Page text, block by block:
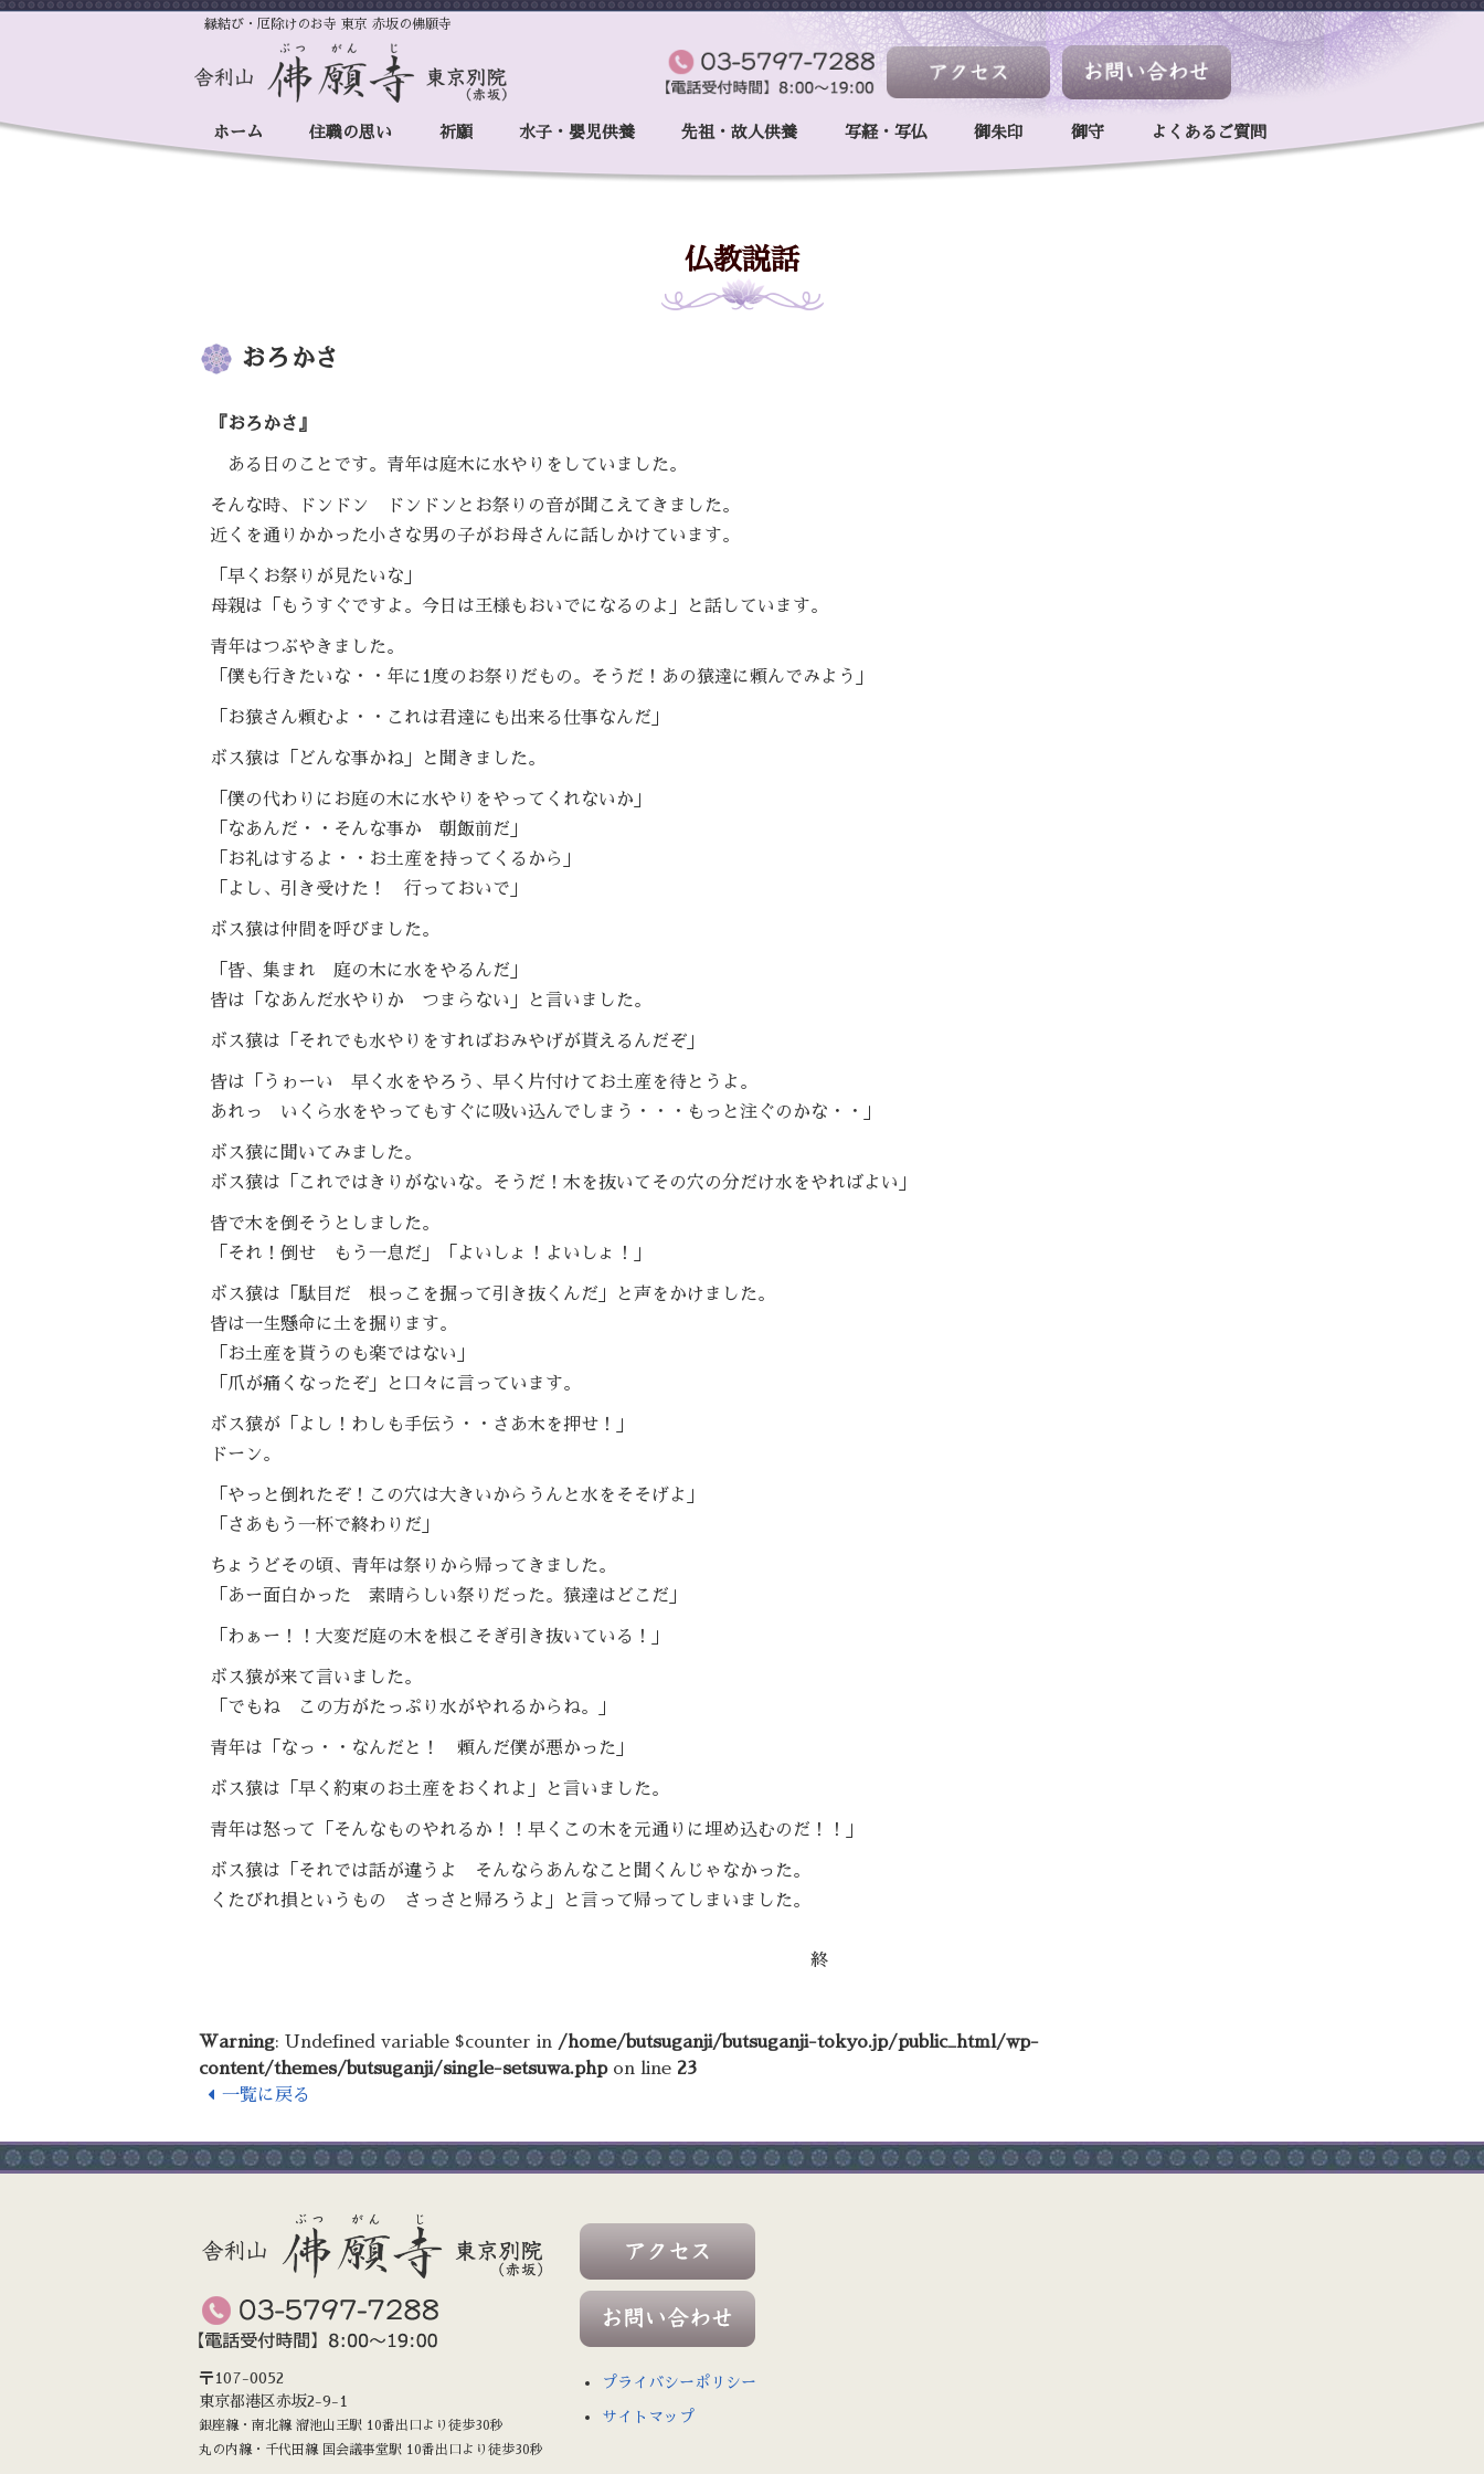
縁結び・厄除けのお寺 東京 赤坂の佛願寺
ホーム 住職の思い 祈願 水子・嬰児供養 先祖・故人供養 写経・写仏 御朱印 御守 よくあるご質問
仏教説話
おろかさ
『おろかさ』
ある日のことです。青年は庭木に水やりをしていました。
そんな時、ドンドン ドンドンとお祭りの音が聞こえてきました。
近くを通りかかった小さな男の子がお母さんに話しかけています。
「早くお祭りが見たいな」
母親は「もうすぐですよ。今日は王様もおいでになるのよ」と話しています。
青年はつぶやきました。
「僕も行きたいな・・年に 1 度のお祭りだもの。そうだ！あの猿達に頼んでみよう」
「お猿さん頼むよ・・これは君達にも出来る仕事なんだ」
ボス猿は「どんな事かね」と聞きました。
「僕の代わりにお庭の木に水やりをやってくれないか」
「なあんだ・・そんな事か 朝飯前だ」
「お礼はするよ・・お土産を持ってくるから」
「よし、引き受けた！ 行っておいで」
ボス猿は仲間を呼びました。
「皆、集まれ 庭の木に水をやるんだ」
皆は「なあんだ水やりか つまらない」と言いました。
ボス猿は「それでも水やりをすればおみやげが貰えるんだぞ」
皆は「うゎーい 早く水をやろう、早く片付けてお土産を待とうよ。
あれっ いくら水をやってもすぐに吸い込んでしまう・・・もっと注ぐのかな・・」
ボス猿に聞いてみました。
ボス猿は「これではきりがないな。そうだ！木を抜いてその穴の分だけ水をやればよい」
皆で木を倒そうとしました。
「それ！倒せ もう一息だ」「よいしょ！よいしょ！」
ボス猿は「駄目だ 根っこを掘って引き抜くんだ」と声をかけました。
皆は一生懸命に土を掘ります。
「お土産を貰うのも楽ではない」
「爪が痛くなったぞ」と口々に言っています。
ボス猿が「よし！わしも手伝う・・さあ木を押せ！」
ドーン。
「やっと倒れたぞ！この穴は大きいからうんと水をそそげよ」
「さあもう一杯で終わりだ」
ちょうどその頃、青年は祭りから帰ってきました。
「あー面白かった 素晴らしい祭りだった。猿達はどこだ」
「わぁー！！大変だ庭の木を根こそぎ引き抜いている！」
ボス猿が来て言いました。
「でもね この方がたっぷり水がやれるからね。」
青年は「なっ・・なんだと！ 頼んだ僕が悪かった」
ボス猿は「早く約束のお土産をおくれよ」と言いました。
青年は怒って「そんなものやれるか！！早くこの木を元通りに埋め込むのだ！！」
ボス猿は「それでは話が違うよ そんならあんなこと聞くんじゃなかった。
くたびれ損というもの さっさと帰ろうよ」と言って帰ってしまいました。
終
Warning: Undefined variable $counter in /home/butsuganji/butsuganji-tokyo.jp/public_html/wp-
content/themes/butsuganji/single-setsuwa.phpon line 23
一覧に戻る
〒107-0052
東京都港区赤坂2-9-1
銀座線・南北線 溜池山王駅 10番出口より徒歩30秒
丸の内線・千代田線 国会議事堂駅 10番出口より徒歩30秒
プライバシーポリシー
サイトマップ